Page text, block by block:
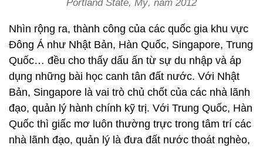
Portland State, Mỹ, năm 2012
Nhìn rộng ra, thành công của các quốc gia khu vực
Đông Á như Nhật Bản, Hàn Quốc, Singapore, Trung
Quốc… đều cho thấy dấu ấn từ sự du nhập và áp
dụng những bài học canh tân đất nước. Với Nhật
Bản, Singapore là vai trò chủ chốt của các nhà lãnh
đạo, quản lý hành chính kỹ trị. Với Trung Quốc, Hàn
Quốc thì giấc mơ luôn thường trực trong tâm trí các
nhà lãnh đạo, quản lý là đưa đất nước thoát nghèo,